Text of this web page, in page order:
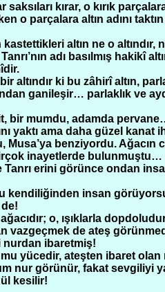
saksıları kırar, o kırık
o parçalara altın adını
altın ne o altındır,
adı basılmış hakikî
altındır ki bu zâhirî altın,
ganileşir… parlaklık ve
bir mumdu, adamda
yaktı ama daha güzel kanat
Musa’ya benziyordu. Ağacın
inayetlerde
Tanrı erini görünce ondan
kendiliğinden insan
ağacıdır; o, ışıklarla
vazgeçmek de ateş
nurdan ibaretmiş!
yücedir, ateşten ibaret olan
nur görünür, fakat sevgiliyi
kesilir!